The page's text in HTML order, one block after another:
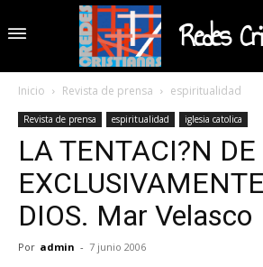
Redes
Inicio Revista de prensa espiritualidad
Revista de prensa espiritualidad iglesia catolica
LA TENTACI?N
DIOS. Mar Velasco
Por admin - 7 junio 2006